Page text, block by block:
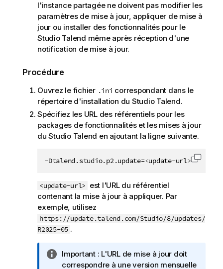
l'instance partagée ne doivent pas modifier les
paramètres de mise à jour, appliquer de mise à
jour ou installer des fonctionnalités pour le
Studio Talend même après réception d'une
notification de mise à jour.
Procédure
Ouvrez le fichier .ini correspondant dans le
répertoire d'installation du Studio Talend.
Spécifiez les URL des référentiels pour les
packages de fonctionnalités et les mises à jour
duStudio Talend en ajoutant la ligne suivante.
-Dtalend.studio.p2.update=<update-url> Copier
<update-url> est l'URL du référentiel
contenant la mise à jour à appliquer. Par
exemple, utilisez
https://update.talend.com/Studio/8/updates/
R2025-05 .
N
o
Important : L'URL de mise à jour doit
correspondre à une version mensuelle